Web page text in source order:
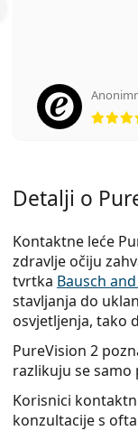
Detalji o
Kontaktne leće
zdravlje očiju
tvrtka Bausch
stavljanja do
osvjetljenja, tako
PureVision 2
razlikuju se samo
Korisnici
konzultacije s